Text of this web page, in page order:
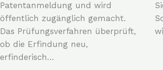
Patentanmeldung und wird
öffentlich zugänglich gemacht.
Das Prüfungsverfahren überprüft,
ob die Erfindung neu,
erfinderisch…